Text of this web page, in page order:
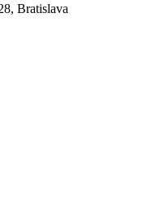
Bratislava